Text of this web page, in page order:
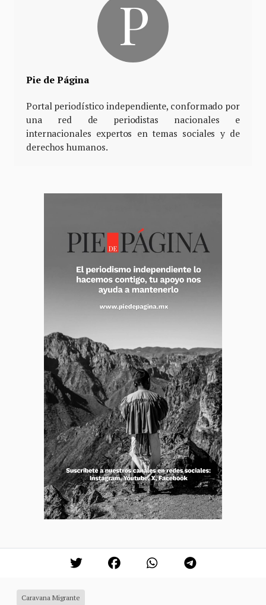
Pie de Página
Portal periodístico independiente, conformado por
una red de periodistas nacionales e
internacionales expertos en temas sociales y de
derechos humanos.
Caravana Migrante